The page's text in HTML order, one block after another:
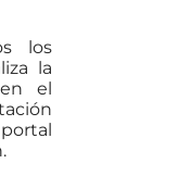
los
la
el